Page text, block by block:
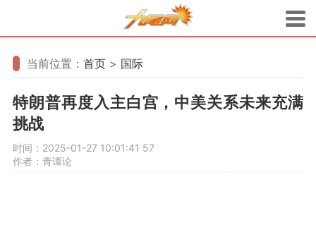
当前位置： 首页 > 国际
特朗普再度入主白宫，中美关系未来充满
挑战
时间：2025-01-27 10:01:41 57
作者：青谭论